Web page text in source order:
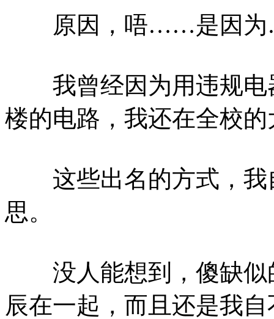
原因，唔……是因
我曾经因为用违规电
楼的电路，我还在全校
这些出名的方式，我
思。
没人能想到，傻缺似
辰在一起，而且还是我